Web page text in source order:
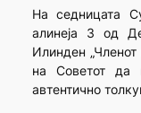
На седницата
алинеја 3 од
Илинден
на Советот да
автентично